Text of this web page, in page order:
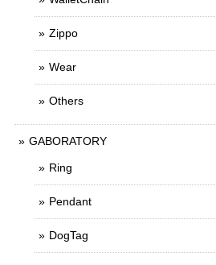
Zippo
Wear
Others
GABORATORY
Ring
Pendant
DogTag